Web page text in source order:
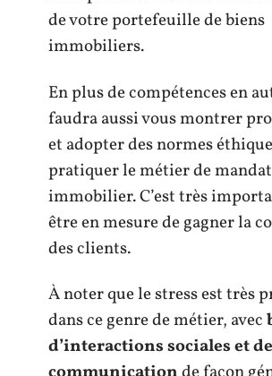
de votre portefeuille de biens
immobiliers.
En plus de compétences en
faudra aussi vous montrer
et adopter des normes
pratiquer le métier de
immobilier. C’est très
être en mesure de gagner la
des clients.
À noter que le stress est très
dans ce genre de métier, avec
d’interactions sociales et de